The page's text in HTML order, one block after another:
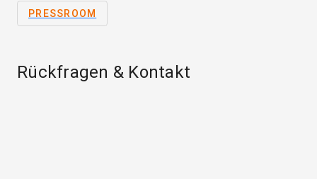
PRESSROOM
Rückfragen & Kontakt